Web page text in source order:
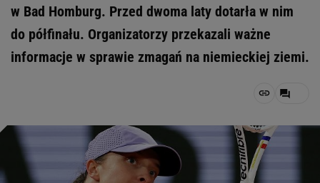
w Bad Homburg. Przed dwoma laty dotarła w nim
do półfinału. Organizatorzy przekazali ważne
informacje w sprawie zmagań na niemieckiej ziemi.